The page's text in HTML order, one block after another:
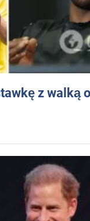
z walką